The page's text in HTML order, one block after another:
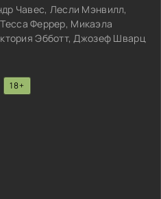
Чавес, Лесли Мэнвилл,
Феррер, Микаэла
Эбботт, Джозеф Шварц
18+